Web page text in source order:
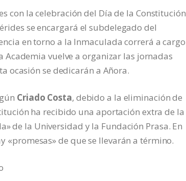
con la celebración del Día de la Constitución
se encargará el subdelegado del
en torno a la Inmaculada correrá a cargo
Academia vuelve a organizar las jornadas
ocasión se dedicarán a Añora.
Criado Costa, debido a la eliminación de
ha recibido una aportación extra de la
de la Universidad y la Fundación Prasa. En
«promesas» de que se llevarán a término.